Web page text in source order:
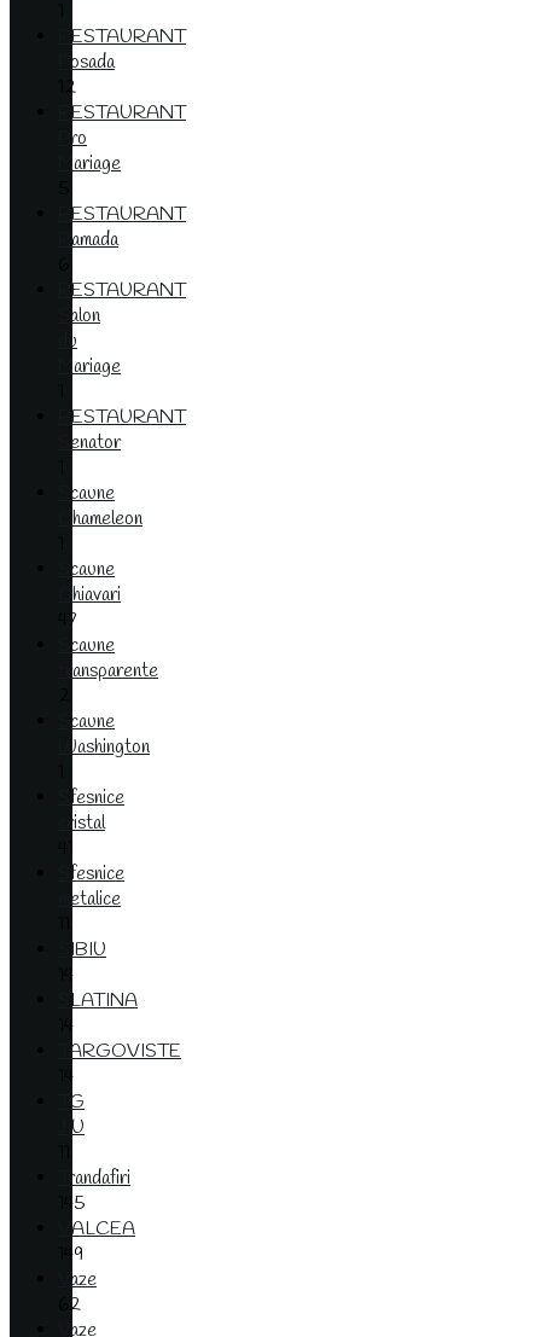
RESTAURANT
Posada
12
RESTAURANT
Pro
Mariage
RESTAURANT
Ramada
RESTAURANT
Salon
du
Mariage
RESTAURANT
Senator
Scaune
Chameleon
Scaune
Chiavari
47
Scaune
transparente
Scaune
Washington
Sfesnice
cristal
Sfesnice
metalice
SIBIU
14
SLATINA
14
TARGOVISTE
14
TG
JIU
Trandafiri
145
VALCEA
149
Vaze
62
Vaze